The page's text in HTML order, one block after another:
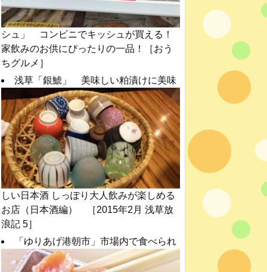
シュ」 コンビニでキッシュが買える！
家飲みのお供にぴったりの一品！［おう
ちグルメ］
浅草「銀鯱」 美味しい粕漬けに美味
しい日本酒 しっぽり大人飲みが楽しめる
お店（日本酒編） ［2015年2月 浅草放
浪記 5］
「ゆりあげ港朝市」市場内で食べられ